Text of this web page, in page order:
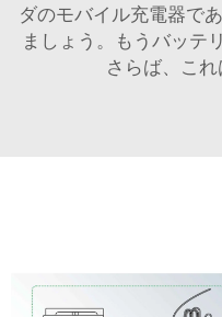
ダのモバイル充電器で
ましょう。もうバッテ
さらば、これ